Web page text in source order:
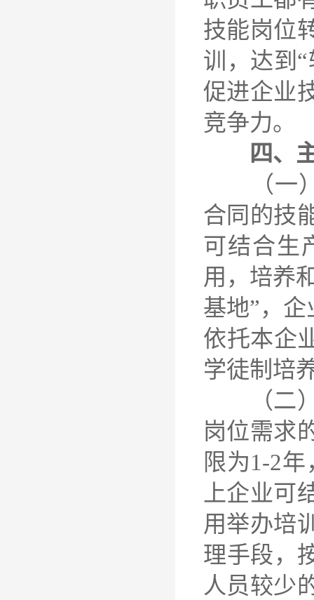
技能岗位
训，达到
促进企业
竞争力。
四、主
（一）
合同的技
可结合生
用，培养
基地”，
依托本企
学徒制培
（二）
岗位需求
限为1-2
上企业可
用举办培
理手段，
人员较少